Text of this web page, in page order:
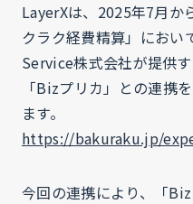
LayerXは、2025年7月か
クラク経費精算」におい
Service株式会社が提供
「Bizプリカ」との連携
ます。
https://bakuraku.jp/
今回の連携により、「